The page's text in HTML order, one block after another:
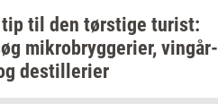
til den tørsti­ge turist:
mi­kro­bryg­ge­ri­er, vin­går­
destil­le­ri­er